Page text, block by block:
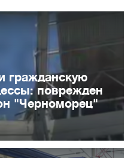
гражданскую
поврежден
"Черноморец"